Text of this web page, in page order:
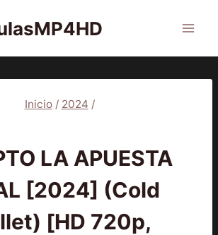
Inicio / 2024 /
LA APUESTA
[2024] (Cold
[HD 720p,